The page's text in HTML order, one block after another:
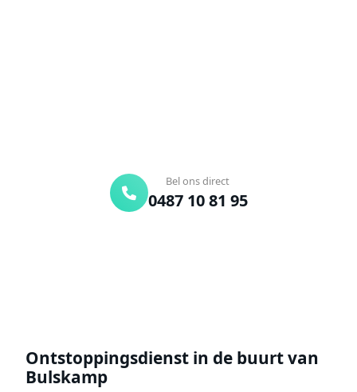
Bel ons direct
0487 10 81 95
Ontstoppingsdienst in de buurt van
Bulskamp